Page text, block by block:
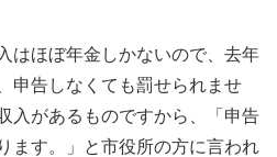
はほぼ年金しかないので、去年
申告しなくても罰せられませ
入があるものですから、「申告
ます。」と市役所の方に言われ